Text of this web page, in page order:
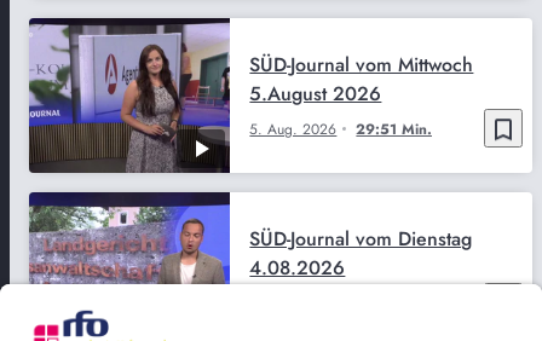
bookmark_border
5. Aug. 2026 29:51 Min.
SÜD-Journal vom Mittwoch
5.August 2026
SÜD-Journal vom Dienstag
4.08.2026